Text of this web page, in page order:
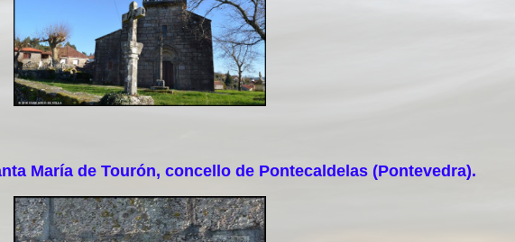
María de Tourón, concello de Pontecaldelas (Pontevedra).